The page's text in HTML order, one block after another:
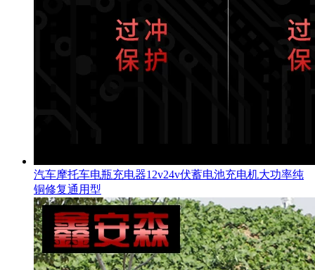
汽车摩托车电瓶充电器12v24v伏蓄电池充电机大功率纯
铜修复通用型